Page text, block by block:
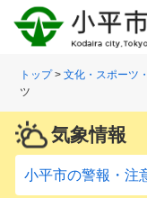
トップ>文化・スポーツ
ツ
気象情報
小平市の警報・注